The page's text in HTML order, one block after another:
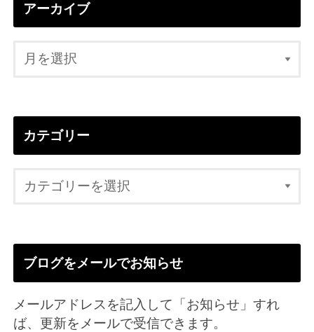
アーカイブ
カテゴリー
ブログをメールでお知らせ
メールアドレスを記入して「お知らせ」すれ
ば、更新をメールで受信できます。